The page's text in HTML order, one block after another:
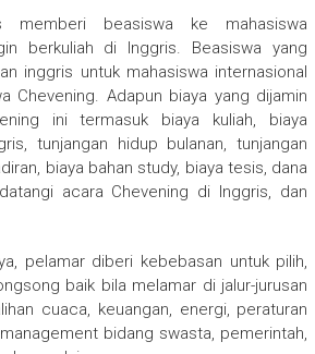
memberi beasiswa ke mahasiswa
berkuliah di Inggris. Beasiswa yang
inggris untuk mahasiswa internasional
Chevening. Adapun biaya yang dijamin
ini termasuk biaya kuliah, biaya
tunjangan hidup bulanan, tunjangan
biaya bahan study, biaya tesis, dana
acara Chevening di Inggris, dan
pelamar diberi kebebasan untuk pilih,
baik bila melamar di jalur-jurusan
cuaca, keuangan, energi, peraturan
bidang swasta, pemerintah,